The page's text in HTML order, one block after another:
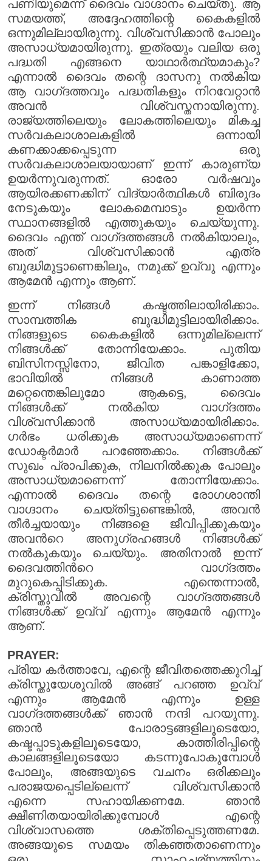
പണിയുമെന്ന് ദൈവം വാഗ്ദാനം ചെയ്തു. ആ
സമയത്ത്, അദ്ദേഹത്തിന്റെ കൈകളിൽ
ഒന്നുമില്ലായിരുന്നു. വിശ്വസിക്കാൻ പോലും
അസാധ്യമായിരുന്നു. ഇത്രയും വലിയ ഒരു
പദ്ധതി എങ്ങനെ യാഥാർത്ഥ്യമാകും?
എന്നാൽ ദൈവം തന്റെ ദാസനു നൽകിയ
ആ വാഗ്‌ദത്തവും പദ്ധതികളും നിറവേറ്റാൻ
അവൻ വിശ്വസ്തനായിരുന്നു.
രാജ്യത്തിലെയും ലോകത്തിലെയും മികച്ച
സർവകലാശാലകളിൽ ഒന്നായി
കണക്കാക്കപ്പെടുന്ന ഒരു
സർവകലാശാലയായാണ് ഇന്ന് കാരുണ്യ
ഉയർന്നുവരുന്നത്. ഓരോ വർഷവും
ആയിരക്കണക്കിന് വിദ്യാർത്ഥികൾ ബിരുദം
നേടുകയും ലോകമെമ്പാടും ഉയർന്ന
സ്ഥാനങ്ങളിൽ എത്തുകയും ചെയ്യുന്നു.
ദൈവം എന്ത് വാഗ്‌ദത്തങ്ങൾ നൽകിയാലും,
അത് വിശ്വസിക്കാൻ എത്ര
ബുദ്ധിമുട്ടാണെങ്കിലും, നമുക്ക് ഉവ്വു എന്നും
ആമേൻ എന്നും ആണ്.
ഇന്ന് നിങ്ങൾ കഷ്ടത്തിലായിരിക്കാം.
സാമ്പത്തിക ബുദ്ധിമുട്ടിലായിരിക്കാം.
നിങ്ങളുടെ കൈകളിൽ ഒന്നുമില്ലെന്ന്
നിങ്ങൾക്ക് തോന്നിയേക്കാം. പുതിയ
ബിസിനസ്സിനോ, ജീവിത പങ്കാളിക്കോ,
ഭാവിയിൽ നിങ്ങൾ കാണാത്ത
മറ്റെന്തെങ്കിലുമോ ആകട്ടെ, ദൈവം
നിങ്ങൾക്ക് നൽകിയ വാഗ്‌ദത്തം
വിശ്വസിക്കാൻ അസാധ്യമായിരിക്കാം.
ഗർഭം ധരിക്കുക അസാധ്യമാണെന്ന്
ഡോക്ടർമാർ പറഞ്ഞേക്കാം. നിങ്ങൾക്ക്
സുഖം പ്രാപിക്കുക, നിലനിൽക്കുക പോലും
അസാധ്യമാണെന്ന് തോന്നിയേക്കാം.
എന്നാൽ ദൈവം തന്റെ രോഗശാന്തി
വാഗ്ദാനം ചെയ്തിട്ടുണ്ടെങ്കിൽ, അവൻ
തീർച്ചയായും നിങ്ങളെ ജീവിപ്പിക്കുകയും
അവൻറെ അനുഗ്രഹങ്ങൾ നിങ്ങൾക്ക്
നൽകുകയും ചെയ്യും. അതിനാൽ ഇന്ന്
ദൈവത്തിൻറെ വാഗ്‌ദത്തം
മുറുകെപ്പിടിക്കുക. എന്തെന്നാൽ,
ക്രിസ്തുവിൽ അവന്റെ വാഗ്‌ദത്തങ്ങൾ
നിങ്ങൾക്ക് ഉവ്വ് എന്നും ആമേൻ എന്നും
ആണ്.
PRAYER:
പ്രിയ കർത്താവേ, എന്റെ ജീവിതത്തെക്കുറിച്ച്
ക്രിസ്തുയേശുവിൽ അങ്ങ് പറഞ്ഞ ഉവ്വ്
എന്നും ആമേൻ എന്നും ഉള്ള
വാഗ്‌ദത്തങ്ങൾക്ക് ഞാൻ നന്ദി പറയുന്നു.
ഞാൻ പോരാട്ടങ്ങളിലൂടെയോ,
കഷ്ടപ്പാടുകളിലൂടെയോ, കാത്തിരിപ്പിന്റെ
കാലങ്ങളിലൂടെയോ കടന്നുപോകുമ്പോൾ
പോലും, അങ്ങയുടെ വചനം ഒരിക്കലും
പരാജയപ്പെടില്ലെന്ന് വിശ്വസിക്കാൻ
എന്നെ സഹായിക്കണമേ. ഞാൻ
ക്ഷീണിതയായിരിക്കുമ്പോൾ എന്റെ
വിശ്വാസത്തെ ശക്തിപ്പെടുത്തണമേ.
അങ്ങയുടെ സമയം തികഞ്ഞതാണെന്നും